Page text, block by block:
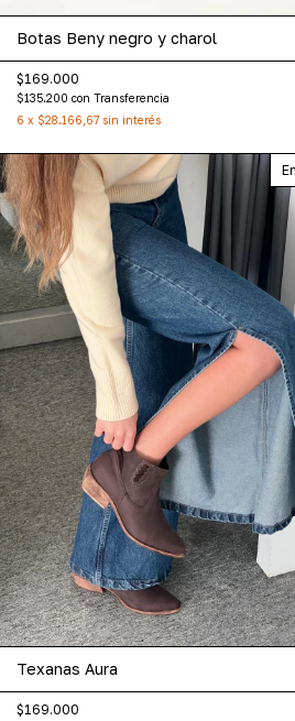
Botas Beny negro y charol
$169.000
$135.200 con Transferencia
6 x $28.166,67 sin interés
Texanas Aura
$169.000